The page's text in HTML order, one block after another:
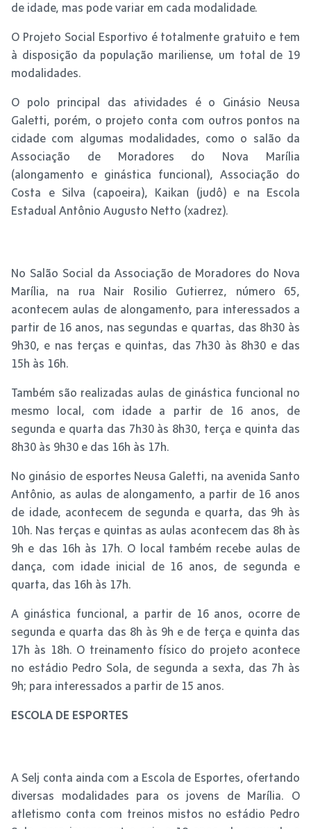
de idade, mas pode variar em cada modalidade.
O Projeto Social Esportivo é totalmente gratuito e tem
à disposição da população mariliense, um total de 19
modalidades.
O polo principal das atividades é o Ginásio Neusa
Galetti, porém, o projeto conta com outros pontos na
cidade com algumas modalidades, como o salão da
Associação de Moradores do Nova Marília
(alongamento e ginástica funcional), Associação do
Costa e Silva (capoeira), Kaikan (judô) e na Escola
Estadual Antônio Augusto Netto (xadrez).
No Salão Social da Associação de Moradores do Nova
Marília, na rua Nair Rosilio Gutierrez, número 65,
acontecem aulas de alongamento, para interessados a
partir de 16 anos, nas segundas e quartas, das 8h30 às
9h30, e nas terças e quintas, das 7h30 às 8h30 e das
15h às 16h.
Também são realizadas aulas de ginástica funcional no
mesmo local, com idade a partir de 16 anos, de
segunda e quarta das 7h30 às 8h30, terça e quinta das
8h30 às 9h30 e das 16h às 17h.
No ginásio de esportes Neusa Galetti, na avenida Santo
Antônio, as aulas de alongamento, a partir de 16 anos
de idade, acontecem de segunda e quarta, das 9h às
10h. Nas terças e quintas as aulas acontecem das 8h às
9h e das 16h às 17h. O local também recebe aulas de
dança, com idade inicial de 16 anos, de segunda e
quarta, das 16h às 17h.
A ginástica funcional, a partir de 16 anos, ocorre de
segunda e quarta das 8h às 9h e de terça e quinta das
17h às 18h. O treinamento físico do projeto acontece
no estádio Pedro Sola, de segunda a sexta, das 7h às
9h; para interessados a partir de 15 anos.
ESCOLA DE ESPORTES
A Selj conta ainda com a Escola de Esportes, ofertando
diversas modalidades para os jovens de Marília. O
atletismo conta com treinos mistos no estádio Pedro